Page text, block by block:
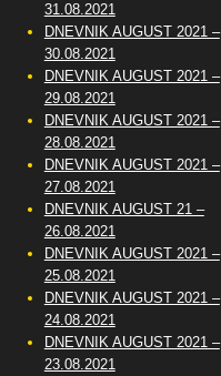
31.08.2021
DNEVNIK AUGUST 2021 –
30.08.2021
DNEVNIK AUGUST 2021 –
29.08.2021
DNEVNIK AUGUST 2021 –
28.08.2021
DNEVNIK AUGUST 2021 –
27.08.2021
DNEVNIK AUGUST 21 –
26.08.2021
DNEVNIK AUGUST 2021 –
25.08.2021
DNEVNIK AUGUST 2021 –
24.08.2021
DNEVNIK AUGUST 2021 –
23.08.2021